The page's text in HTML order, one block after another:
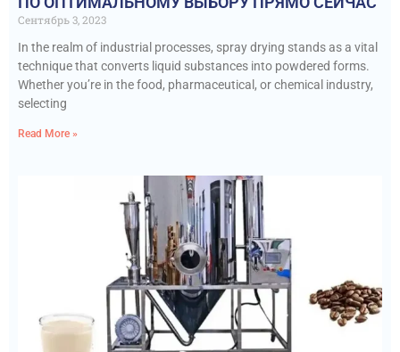
Сентябрь 3, 2023
In the realm of industrial processes, spray drying stands as a vital
technique that converts liquid substances into powdered forms.
Whether you’re in the food, pharmaceutical, or chemical industry,
selecting
Read More »